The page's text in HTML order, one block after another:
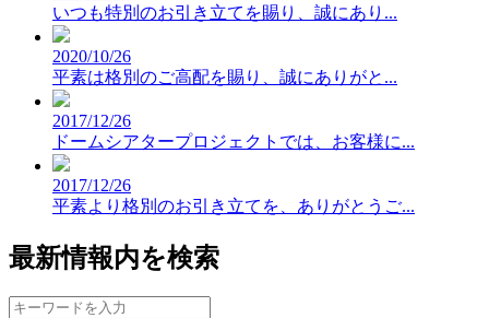
いつも特別のお引き立てを賜り、誠にあり...
2020/10/26
平素は格別のご高配を賜り、誠にありがと...
2017/12/26
ドームシアタープロジェクトでは、お客様に...
2017/12/26
平素より格別のお引き立てを、ありがとうご...
最新情報内を検索
検